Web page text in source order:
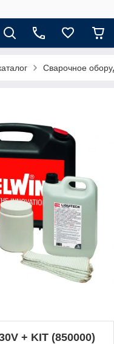
Сварочное
+ KIT (850000)